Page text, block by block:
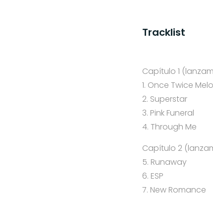
Tracklist
Capítulo 1
1. Once Twice
2. Superstar
3. Pink Funeral
4. Through Me
Capítulo 2
5. Runaway
6. ESP
7. New Romance